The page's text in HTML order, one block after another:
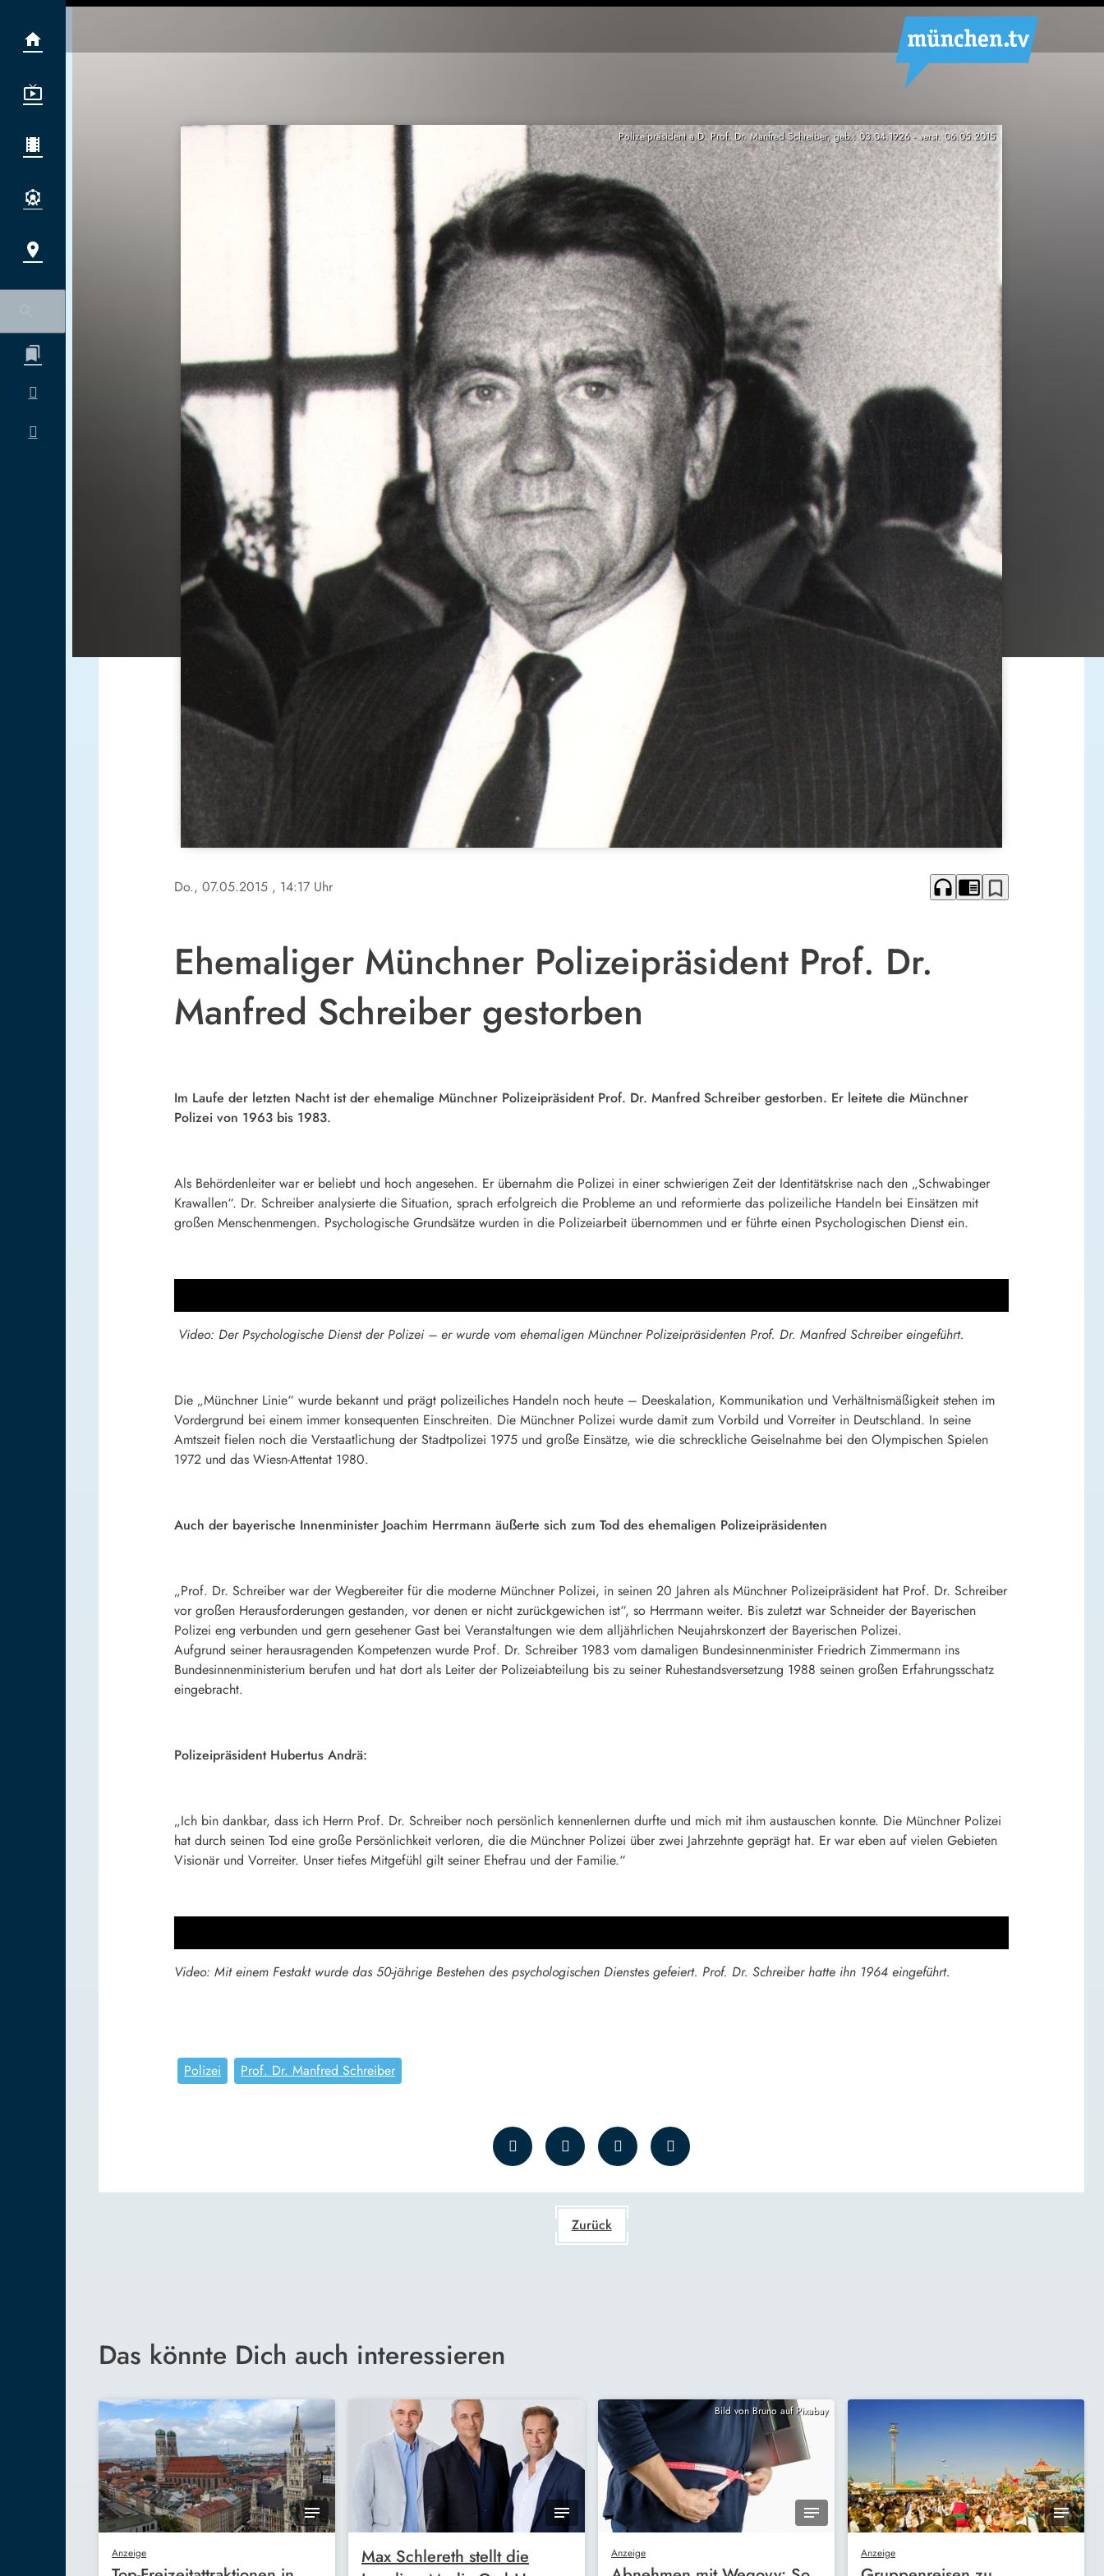
Polizeipräsident a.D. Prof. Dr. Manfred Schreiber, geb.: 03.04.1926 - verst. 06.05.2015
Do., 07.05.2015 , 14:17 Uhr headphones chrome_reader_mode bookmark_border
Ehemaliger Münchner Polizeipräsident Prof. Dr.
Manfred Schreiber gestorben
Im Laufe der letzten Nacht ist der ehemalige Münchner Polizeipräsident Prof. Dr. Manfred Schreiber gestorben. Er leitete die Münchner
Polizei von 1963 bis 1983.
Als Behördenleiter war er beliebt und hoch angesehen. Er übernahm die Polizei in einer schwierigen Zeit der Identitätskrise nach den „Schwabinger
Krawallen“. Dr. Schreiber analysierte die Situation, sprach erfolgreich die Probleme an und reformierte das polizeiliche Handeln bei Einsätzen mit
großen Menschenmengen. Psychologische Grundsätze wurden in die Polizeiarbeit übernommen und er führte einen Psychologischen Dienst ein.
Video: Der Psychologische Dienst der Polizei – er wurde vom ehemaligen Münchner Polizeipräsidenten Prof. Dr. Manfred Schreiber eingeführt.
Die „Münchner Linie“ wurde bekannt und prägt polizeiliches Handeln noch heute – Deeskalation, Kommunikation und Verhältnismäßigkeit stehen im
Vordergrund bei einem immer konsequenten Einschreiten. Die Münchner Polizei wurde damit zum Vorbild und Vorreiter in Deutschland. In seine
Amtszeit fielen noch die Verstaatlichung der Stadtpolizei 1975 und große Einsätze, wie die schreckliche Geiselnahme bei den Olympischen Spielen
1972 und das Wiesn-Attentat 1980.
Auch der bayerische Innenminister Joachim Herrmann äußerte sich zum Tod des ehemaligen Polizeipräsidenten
„Prof. Dr. Schreiber war der Wegbereiter für die moderne Münchner Polizei, in seinen 20 Jahren als Münchner Polizeipräsident hat Prof. Dr. Schreiber
vor großen Herausforderungen gestanden, vor denen er nicht zurückgewichen ist“, so Herrmann weiter. Bis zuletzt war Schneider der Bayerischen
Polizei eng verbunden und gern gesehener Gast bei Veranstaltungen wie dem alljährlichen Neujahrskonzert der Bayerischen Polizei.
Aufgrund seiner herausragenden Kompetenzen wurde Prof. Dr. Schreiber 1983 vom damaligen Bundesinnenminister Friedrich Zimmermann ins
Bundesinnenministerium berufen und hat dort als Leiter der Polizeiabteilung bis zu seiner Ruhestandsversetzung 1988 seinen großen Erfahrungsschatz
eingebracht.
Polizeipräsident Hubertus Andrä:
„Ich bin dankbar, dass ich Herrn Prof. Dr. Schreiber noch persönlich kennenlernen durfte und mich mit ihm austauschen konnte. Die Münchner Polizei
hat durch seinen Tod eine große Persönlichkeit verloren, die die Münchner Polizei über zwei Jahrzehnte geprägt hat. Er war eben auf vielen Gebieten
Visionär und Vorreiter. Unser tiefes Mitgefühl gilt seiner Ehefrau und der Familie.“
Video: Mit einem Festakt wurde das 50-jährige Bestehen des psychologischen Dienstes gefeiert. Prof. Dr. Schreiber hatte ihn 1964 eingeführt.
Polizei Prof. Dr. Manfred Schreiber
Zurück
Das könnte Dich auch interessieren
Anzeige
Max Schlereth stellt die
Bild von Bruno auf Pixabay
Anzeige Anzeige